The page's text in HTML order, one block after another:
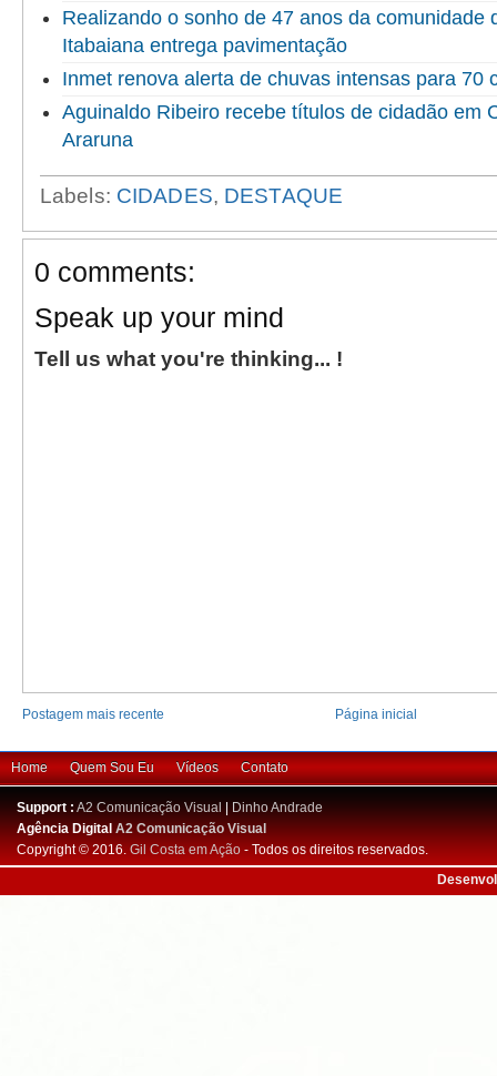
Realizando o sonho de 47 anos da comunidade
Itabaiana entrega pavimentação
Inmet renova alerta de chuvas intensas para 70
Aguinaldo Ribeiro recebe títulos de cidadão em
Araruna
Labels: CIDADES, DESTAQUE
0 comments:
Speak up your mind
Tell us what you're thinking... !
Postagem mais recente Página inicial
Home Quem Sou Eu Vídeos Contato
Support : A2 Comunicação Visual | Dinho Andrade
Agência DigitalA2 Comunicação Visual
Copyright © 2016. Gil Costa em Ação - Todos os direitos reservados.